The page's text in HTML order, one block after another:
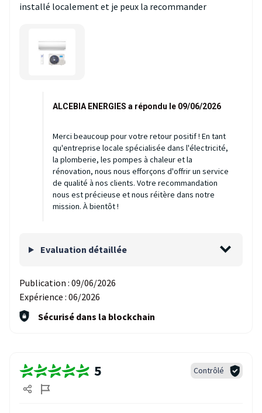
installé localement et je peux la recommander
ALCEBIA ENERGIES a répondu le 09/06/2026
Merci beaucoup pour votre retour positif ! En tant
qu'entreprise locale spécialisée dans l'électricité,
la plomberie, les pompes à chaleur et la
rénovation, nous nous efforçons d'offrir un service
de qualité à nos clients. Votre recommandation
nous est précieuse et nous réitère dans notre
mission. À bientôt !
Evaluation détaillée
Publication : 09/06/2026
Expérience : 06/2026
Sécurisé dans la blockchain
5 Contrôlé